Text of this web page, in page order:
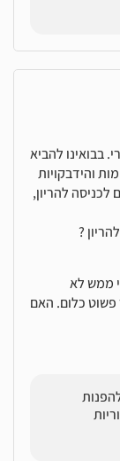
קסרי. בבואינו להביא
והידבקויות
לכניסה להריון,
?
ואני ממש לא
פשוט כלום. האם